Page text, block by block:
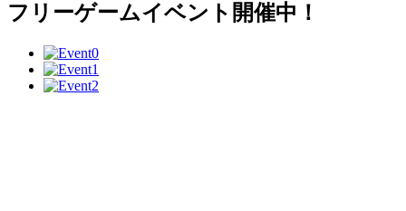
フリーゲームイベント開催中！